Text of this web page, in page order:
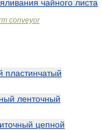
чайного листа
conveyor
пластинчатый
ленточный
цепной